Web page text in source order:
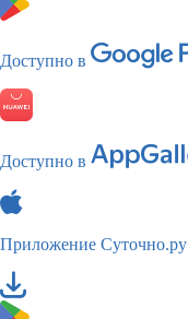
Доступно в
Доступно в
Приложение Суточно.ру